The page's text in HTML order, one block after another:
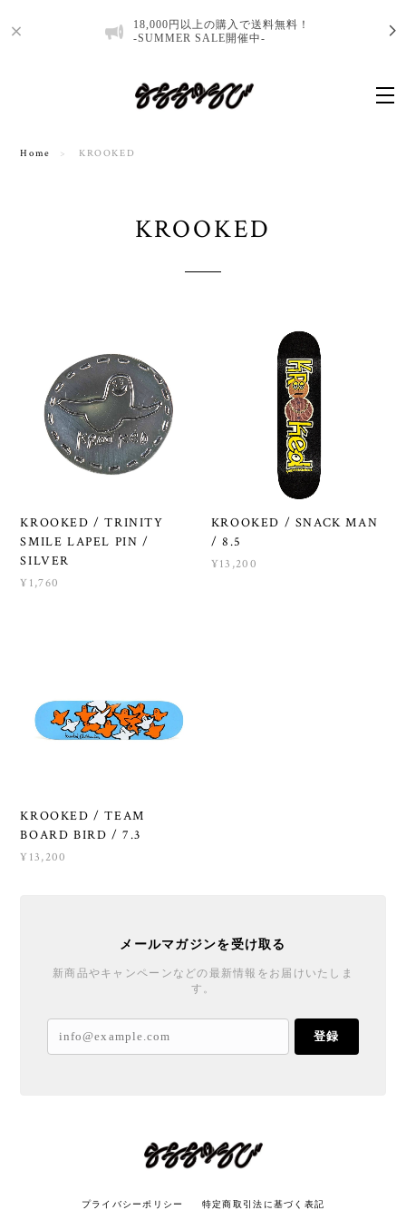
18,000円以上の購入で送料無料！
-SUMMER SALE開催中-
Home KROOKED
KROOKED
KROOKED / TRINITY
SMILE LAPEL PIN /
SILVER
¥1,760
KROOKED / SNACK MAN
/ 8.5
¥13,200
KROOKED / TEAM
BOARD BIRD / 7.3
¥13,200
メールマガジンを受け取る
新商品やキャンペーンなどの最新情報をお届けいたしま
す。
登録
プライバシーポリシー 特定商取引法に基づく表記